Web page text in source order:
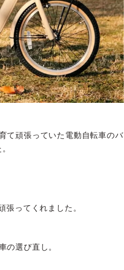
て頑張っていた電動自転車のバ
ってくれました。
の選び直し。